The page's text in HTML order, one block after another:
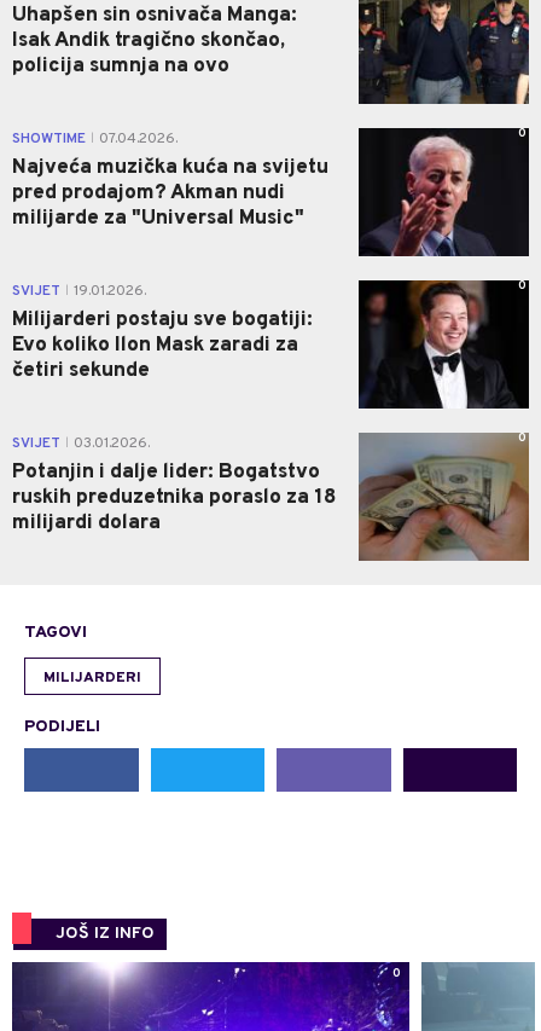
Uhapšen sin osnivača Manga:
Isak Andik tragično skončao,
policija sumnja na ovo
SHOWTIME 07.04.2026.
Najveća muzička kuća na svijetu
pred prodajom? Akman nudi
milijarde za "Universal Music"
0
SVIJET 19.01.2026.
Milijarderi postaju sve bogatiji:
Evo koliko Ilon Mask zaradi za
četiri sekunde
0
SVIJET 03.01.2026.
Potanjin i dalje lider: Bogatstvo
ruskih preduzetnika poraslo za 18
milijardi dolara
0
TAGOVI
MILIJARDERI
PODIJELI
JOŠ IZ INFO
0